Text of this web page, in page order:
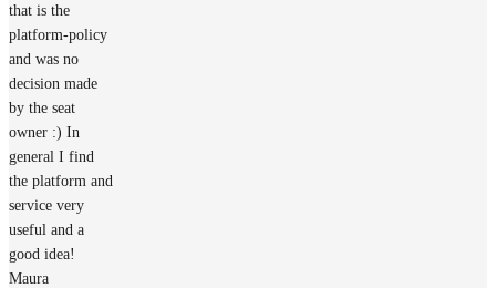
that is the
platform-policy
and was no
decision made
by the seat
owner :) In
general I find
the platform and
service very
useful and a
good idea!
Maura